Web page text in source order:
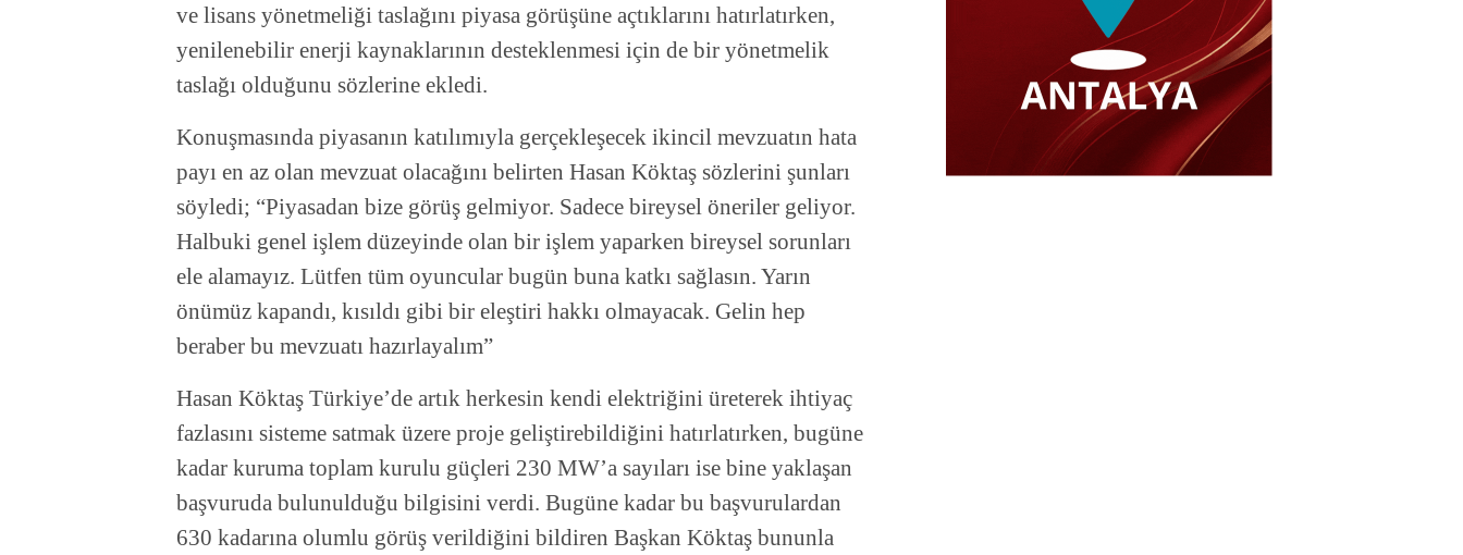
ve lisans yönetmeliği taslağını piyasa görüşüne açtıklarını hatırlatırken,
yenilenebilir enerji kaynaklarının desteklenmesi için de bir yönetmelik
taslağı olduğunu sözlerine ekledi.
Konuşmasında piyasanın katılımıyla gerçekleşecek ikincil mevzuatın hata
payı en az olan mevzuat olacağını belirten Hasan Köktaş sözlerini şunları
söyledi; “Piyasadan bize görüş gelmiyor. Sadece bireysel öneriler geliyor.
Halbuki genel işlem düzeyinde olan bir işlem yaparken bireysel sorunları
ele alamayız. Lütfen tüm oyuncular bugün buna katkı sağlasın. Yarın
önümüz kapandı, kısıldı gibi bir eleştiri hakkı olmayacak. Gelin hep
beraber bu mevzuatı hazırlayalım”
Hasan Köktaş Türkiye’de artık herkesin kendi elektriğini üreterek ihtiyaç
fazlasını sisteme satmak üzere proje geliştirebildiğini hatırlatırken, bugüne
kadar kuruma toplam kurulu güçleri 230 MW’a sayıları ise bine yaklaşan
başvuruda bulunulduğu bilgisini verdi. Bugüne kadar bu başvurulardan
630 kadarına olumlu görüş verildiğini bildiren Başkan Köktaş bununla